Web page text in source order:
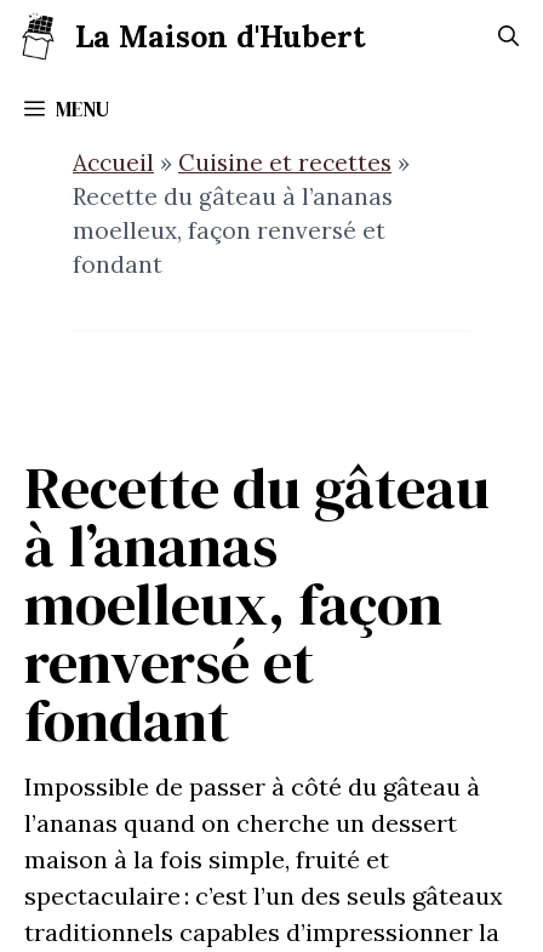
Aller
au
La Maison d'Hubert
MENU
Accueil » Cuisine et recettes »
Recette du gâteau à l’ananas
moelleux, façon renversé et
fondant
Recette du gâteau
à l’ananas
moelleux, façon
renversé et
fondant
Impossible de passer à côté du gâteau à
l’ananas quand on cherche un dessert
maison à la fois simple, fruité et
spectaculaire : c’est l’un des seuls gâteaux
traditionnels capables d’impressionner la